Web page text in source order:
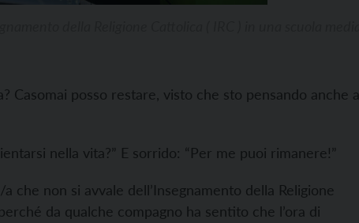
Casomai posso restare, visto che sto pensando anche a
nella vita?” E sorrido: “Per me puoi rimanere!”
che non si avvale dell’Insegnamento della Religione
da qualche compagno ha sentito che l’ora di